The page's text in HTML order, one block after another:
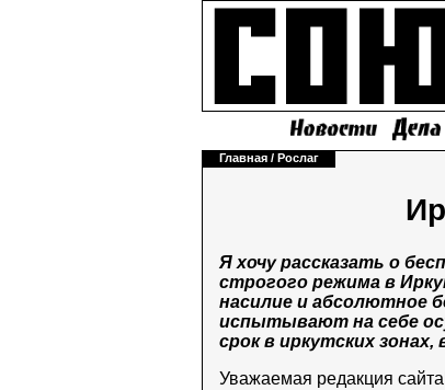
Главная / Рослаг
Я хочу рассказать о
строгого режима в
насилие и абсолютное
испытывают на себе
срок в иркутских
Уважаемая редакция